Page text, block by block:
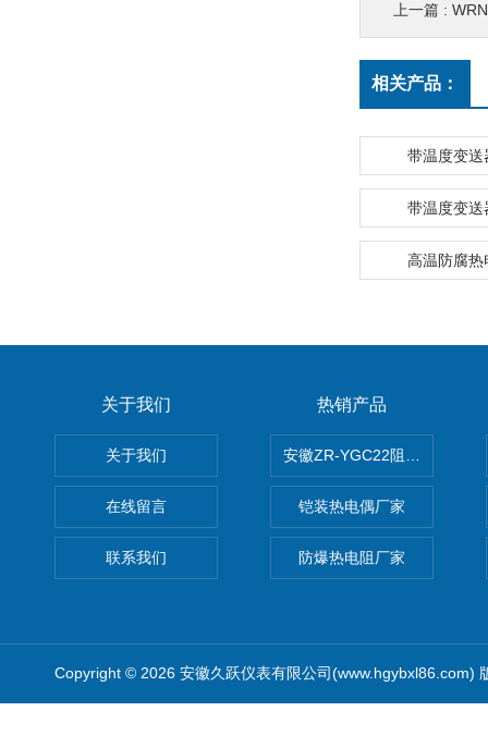
上一篇 : WRNR-
相关产品：
带温度变送
带温度变送
高温防腐热
关于我们
关于我们
在线留言
联系我们
热销产品
安徽ZR-YGC22阻燃硅橡胶电
铠装热电偶厂家
防爆热电阻厂家
Copyright © 2026 安徽久跃仪表有限公司(www.hgybxl86.com)